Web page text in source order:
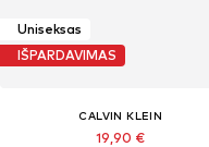
Uniseksas
IŠPARDAVIMAS
CALVIN KLEIN
19,90 €